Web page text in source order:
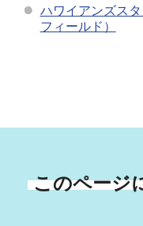
ハワイアンズス
フィールド）
このページ